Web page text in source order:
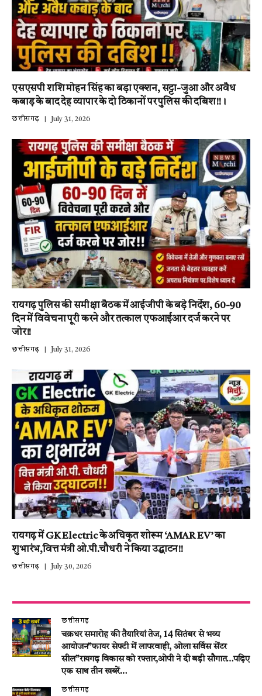
एसएसपी शशि मोहन सिंह का बड़ा एक्शन, सट्टा-जुआ और अवैध
कबाड़ के बाद देह व्यापार के दो ठिकानों पर पुलिस की दबिश!!।
छत्तीसगढ़ July 31, 2026
रायगढ़ पुलिस की समीक्षा बैठक में आईजीपी के बड़े निर्देश, 60-90
दिन में विवेचना पूरी करने और तत्काल एफआईआर दर्ज करने पर
जोर!!
छत्तीसगढ़ July 31, 2026
रायगढ़ में GK Electric के अधिकृत शोरूम ‘AMAR EV’ का
शुभारंभ,वित्त मंत्री ओ.पी.चौधरी ने किया उद्घाटन!!
छत्तीसगढ़ July 30, 2026
छत्तीसगढ़
चक्रधर समारोह की तैयारियां तेज, 14 सितंबर से भव्य
आयोजन”फायर सेफ्टी में लापरवाही, ओला सर्विस सेंटर
सील”रायगढ़ विकास को रफ्तार,ओपी ने दी बड़ी सौगात…पढ़िए
एक साथ तीन खबरें…
छत्तीसगढ़